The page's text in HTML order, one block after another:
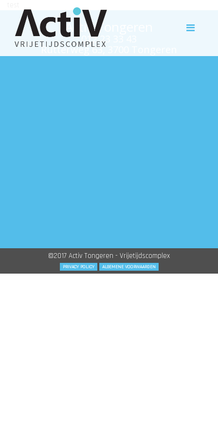
Activ Tongeren
012 23 33 43
Rutterweg 63, 3700 Tongeren
©2017 Activ Tongeren - Vrijetijdscomplex
PRIVACY POLICY ALGEMENE VOORWAARDEN